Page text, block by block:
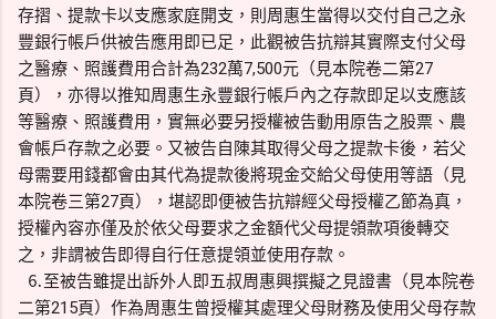
存摺、提款卡以支應家庭開支，則周惠生當得以交付自己之永
豐銀行帳戶供被告應用即已足，此觀被告抗辯其實際支付父母
之醫療、照護費用合計為232萬7,500元（見本院卷二第27
頁），亦得以推知周惠生永豐銀行帳戶內之存款即足以支應該
等醫療、照護費用，實無必要另授權被告動用原告之股票、農
會帳戶存款之必要。又被告自陳其取得父母之提款卡後，若父
母需要用錢都會由其代為提款後將現金交給父母使用等語（見
本院卷三第27頁），堪認即便被告抗辯經父母授權乙節為真，
授權內容亦僅及於依父母要求之金額代父母提領款項後轉交
之，非謂被告即得自行任意提領並使用存款。
⒍至被告雖提出訴外人即五叔周惠興撰擬之見證書（見本院卷
二第215頁）作為周惠生曾授權其處理父母財務及使用父母存款